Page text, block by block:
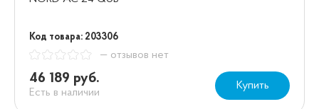
Код товара: 203306
— отзывов нет
46 189 руб.
Есть в наличии
Купить